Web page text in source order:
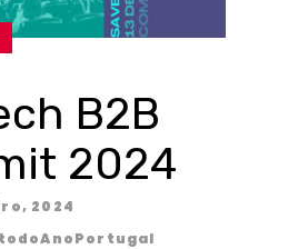
B2B
2024
2024